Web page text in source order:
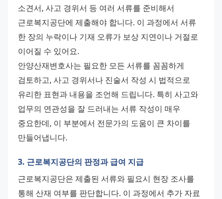
소견서, 사고 경위서 등 여러 서류를 준비해서
근로복지공단에 제출해야 합니다. 이 과정에서 서류
한 장의 누락이나 기재 오류가 보상 지연이나 거절로
이어질 수 있어요.
안양산재변호사는 필요한 모든 서류를 꼼꼼하게
검토하고, 사고 경위서나 진술서 작성 시 법적으로
유리한 표현과 내용을 조언해 드립니다. 특히 사고와
업무의 연관성을 잘 드러내는 서류 작성이 매우
중요한데, 이 부분에서 전문가의 도움이 큰 차이를
만들어냅니다.
3. 근로복지공단의 판정과 급여 지급
근로복지공단은 제출된 서류와 필요시 현장 조사를
통해 산재 여부를 판단합니다. 이 과정에서 추가 자료